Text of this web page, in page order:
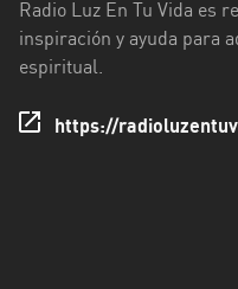
de
los
Tsáchilas
Tungurahua
Radio Luz En Tu Vida es
inspiración y ayuda para
espiritual.
https://